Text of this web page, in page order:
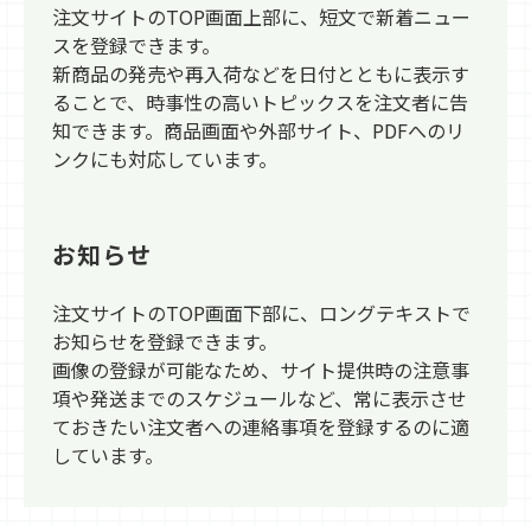
注文サイトのTOP画面上部に、短文で新着ニュー
スを登録できます。
新商品の発売や再入荷などを日付とともに表示す
ることで、時事性の高いトピックスを注文者に告
知できます。商品画面や外部サイト、PDFへのリ
ンクにも対応しています。
お知らせ
注文サイトのTOP画面下部に、ロングテキストで
お知らせを登録できます。
画像の登録が可能なため、サイト提供時の注意事
項や発送までのスケジュールなど、常に表示させ
ておきたい注文者への連絡事項を登録するのに適
しています。